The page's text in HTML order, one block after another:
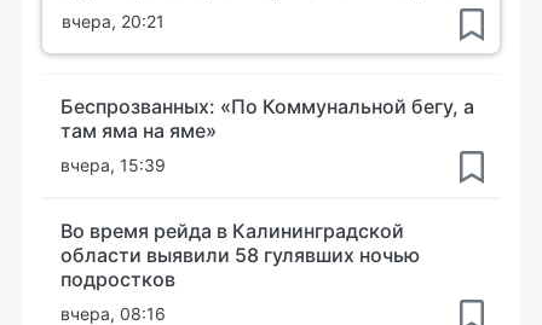
вчера, 20:21
Беспрозванных: «По Коммунальной бегу, а
там яма на яме»
вчера, 15:39
Во время рейда в Калининградской
области выявили 58 гулявших ночью
подростков
вчера, 08:16